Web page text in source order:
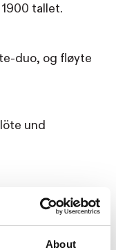
About
tallet.
duo, og fløyte
und